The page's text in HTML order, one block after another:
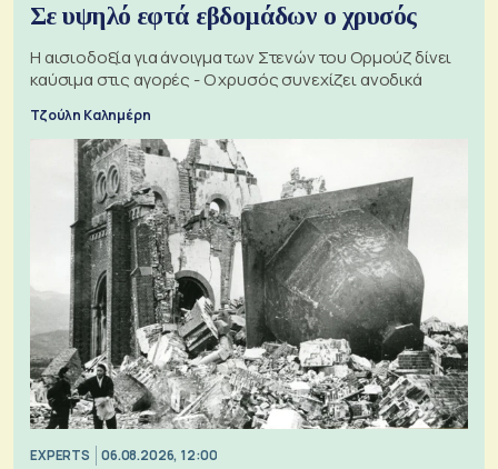
Σε υψηλό εφτά εβδομάδων ο χρυσός
Η αισιοδοξία για άνοιγμα των Στενών του Ορμούζ δίνει
καύσιμα στις αγορές - Ο χρυσός συνεχίζει ανοδικά
Τζούλη Καλημέρη
EXPERTS 06.08.2026, 12:00